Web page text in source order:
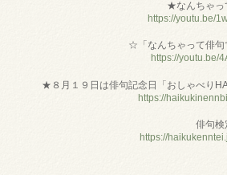
★なんちゃっ
https://youtu.be/
☆「なんちゃって俳句
https://youtu.be/
★８月１９日は俳句記念日「おしゃべり
https://
俳句検
https://